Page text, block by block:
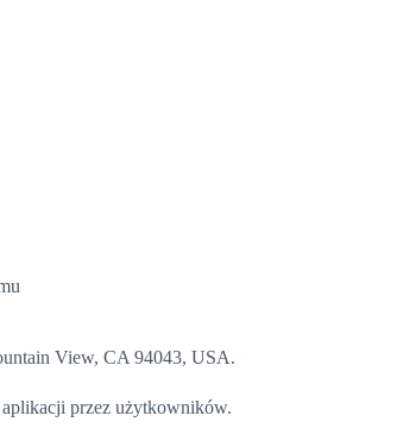
View, CA 94043, USA.
przez użytkowników.